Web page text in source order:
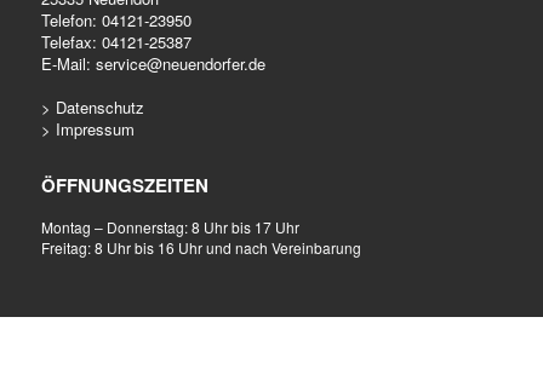
Telefon:04121-23950
Telefax: 04121-25387
E-Mail:service@neuendorfer.de
> Datenschutz
> Impressum
ÖFFNUNGSZEITEN
Montag – Donnerstag: 8 Uhr bis 17 Uhr
Freitag: 8 Uhr bis 16 Uhr und nach Vereinbarung